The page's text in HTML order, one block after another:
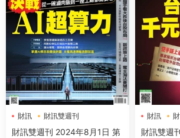
財訊 財訊雙週刊
財訊雙週刊 2024年8月1日 第
財訊
財訊雙週